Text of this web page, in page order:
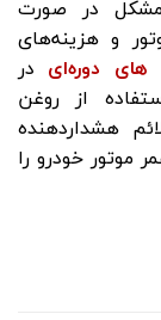
مشکل در صورت
و هزینه‌های
دوره‌ای در
از روغن
هشداردهنده
موتور خودرو را